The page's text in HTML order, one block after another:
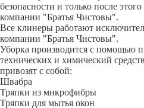
безопасности и только после
компании "Братья Чистовы".
Все клинеры работают
компании "Братья Чистовы".
Уборка производится с помощью
технических и химический
привозят с собой:
Швабра
Тряпки из микрофибры
Тряпки для мытья окон